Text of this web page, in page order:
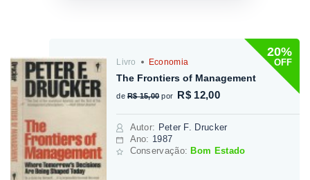
20%
OFF
Livro Economia
The Frontiers of Management
de R$ 15,00 por R$ 12,00
Autor: Peter F. Drucker
Ano: 1987
Conservação: Bom Estado